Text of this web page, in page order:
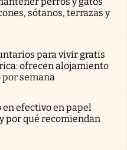
sótanos, terrazas y
para vivir gratis
ofrecen alojamiento
por semana
efectivo en papel
por qué recomiendan